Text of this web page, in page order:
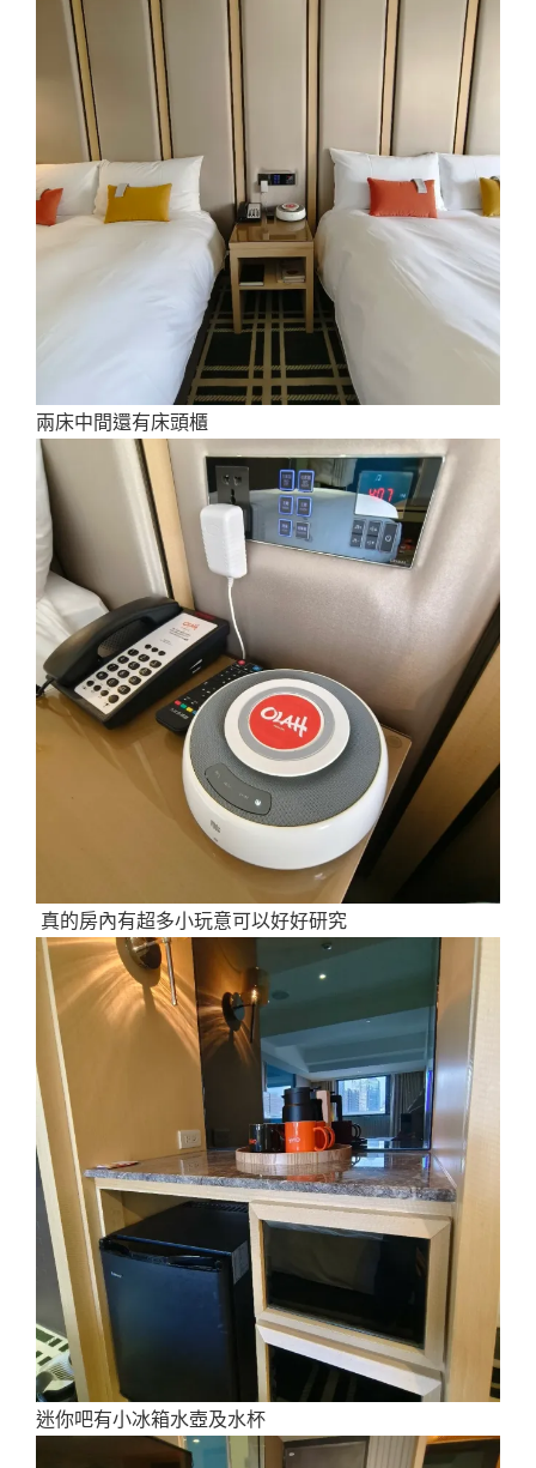
兩床中間還有床頭櫃
真的房內有超多小玩意可以好好研究
迷你吧有小冰箱水壺及水杯